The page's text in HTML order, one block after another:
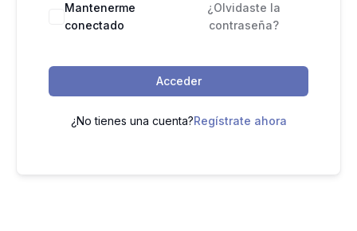
Mantenerme
conectado
¿Olvidaste la
contraseña?
Acceder
¿No tienes una cuenta?Regístrate ahora